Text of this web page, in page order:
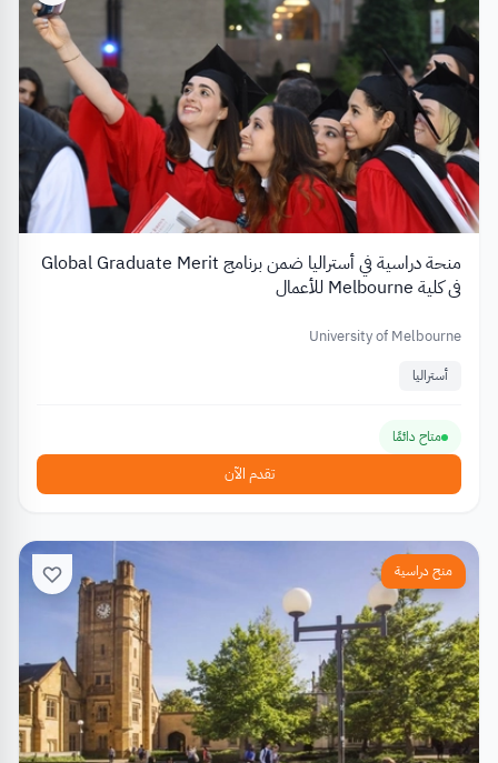
منحة دراسية في أستراليا ضمن برنامج Global Graduate Merit
في كلية Melbourne للأعمال
University of Melbourne
أستراليا
متاح دائمًا
تقدم الآن
منح دراسية